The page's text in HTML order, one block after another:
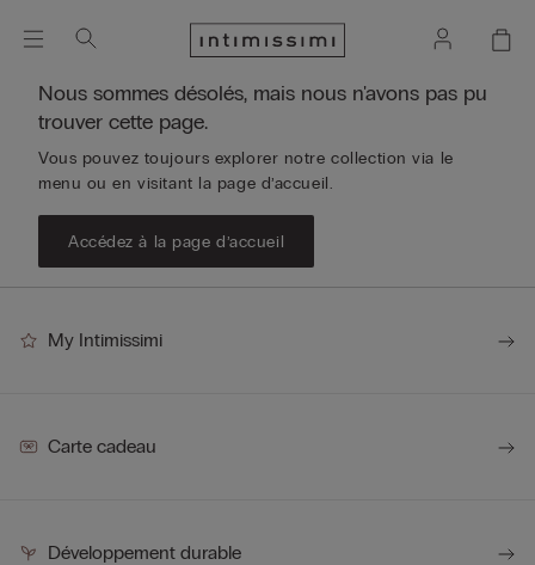
Nous sommes désolés, mais nous n'avons pas pu
trouver cette page.
Vous pouvez toujours explorer notre collection via le
menu ou en visitant la page d’accueil.
Accédez à la page d’accueil
My Intimissimi
Carte cadeau
Développement durable